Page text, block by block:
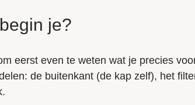
je?
eerst even te weten wat je precies
de buitenkant (de kap zelf), het